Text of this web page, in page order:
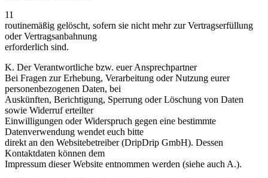
11
routinemäßig gelöscht, sofern sie nicht mehr zur Vertragserfüllung
oder Vertragsanbahnung
erforderlich sind.
K. Der Verantwortliche bzw. euer Ansprechpartner
Bei Fragen zur Erhebung, Verarbeitung oder Nutzung eurer
personenbezogenen Daten, bei
Auskünften, Berichtigung, Sperrung oder Löschung von Daten
sowie Widerruf erteilter
Einwilligungen oder Widerspruch gegen eine bestimmte
Datenverwendung wendet euch bitte
direkt an den Websitebetreiber (DripDrip GmbH). Dessen
Kontaktdaten können dem
Impressum dieser Website entnommen werden (siehe auch A.).